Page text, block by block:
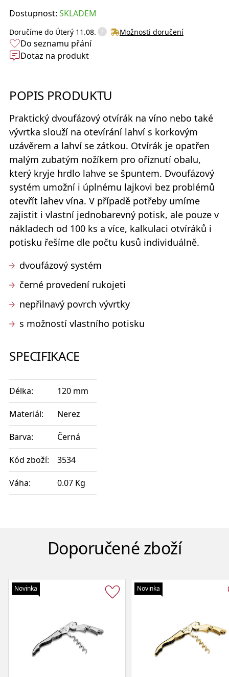
Dostupnost: SKLADEM
Doručíme do Úterý 11.08. ? Možnosti doručení
Do seznamu přání
Dotaz na produkt
POPIS PRODUKTU
Praktický dvoufázový otvírák na víno nebo také
vývrtka slouží na otevírání lahví s korkovým
uzávěrem a lahví se zátkou. Otvírákje opatřen
malým zubatým nožíkem pro oříznutí obalu,
který kryje hrdlo lahve se špuntem. Dvoufázový
systém umožní i úplnému lajkovi bez problémů
otevřít lahev vína. V případě potřeby umíme
zajistit i vlastní jednobarevný potisk, ale pouze v
nákladech od 100 ks a více, kalkulaci otvíráků i
potisku řešíme dle počtu kusů individuálně.
dvoufázový systém
černé provedení rukojeti
nepřilnavý povrch vývrtky
s možností vlastního potisku
SPECIFIKACE
Délka: 120 mm
Materiál: Nerez
Barva: Černá
Kód zboží: 3534
Váha: 0.07 Kg
Doporučené zboží
Novinka Novinka